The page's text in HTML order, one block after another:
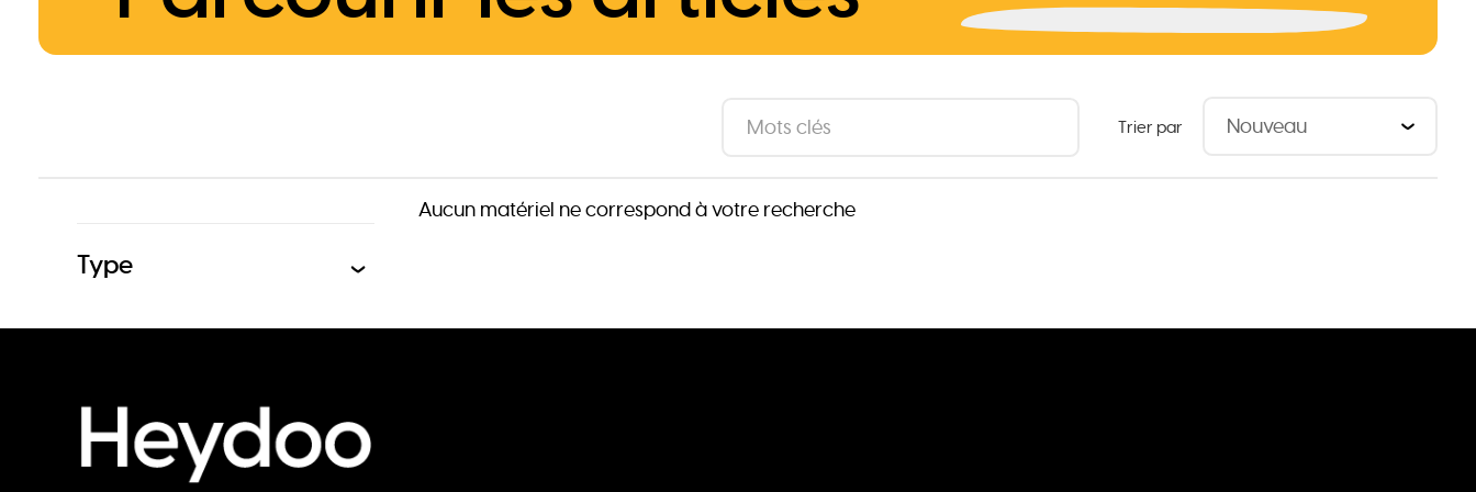
Trier par
Aucun matériel ne correspond à votre recherche
Type